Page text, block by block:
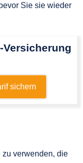
Sie sie wieder
Versicherung
sichern
zu verwenden, die